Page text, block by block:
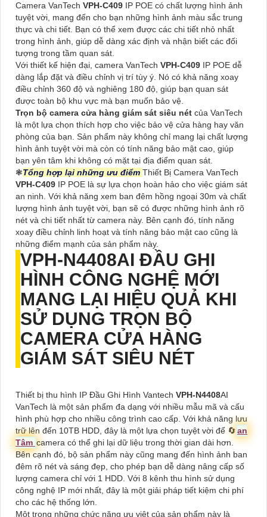
Camera VanTech VPH-C409 IP POE có chất lượng hình ảnh
tuyệt vời, mang đến cho bạn những hình ảnh màu sắc trung
thực và chi tiết. Bạn có thể xem được các chi tiết nhỏ nhất
trong hình ảnh, giúp dễ dàng xác định và nhận biết các đối
tượng trong tầm quan sát.
Với thiết kế hiện đại, camera VanTech VPH-C409 IP POE dễ
dàng lắp đặt và điều chỉnh vị trí tùy ý. Nó có khả năng xoay
điều chỉnh 360 độ và nghiêng 180 độ, giúp bạn quan sát
được toàn bộ khu vực mà bạn muốn bảo vệ.
Trọn bộ camera cửa hàng giám sát siêu nét của VanTech
là một lựa chọn thích hợp cho việc bảo vệ cửa hàng hay văn
phòng của bạn. Sản phẩm này không chỉ mang lại chất lượng
hình ảnh tuyệt vời mà còn có tính năng bảo mật cao, giúp
bạn yên tâm khi không có mặt tại địa điểm quan sát.
❃Tổng hợp lại những ưu điểm Thiết Bị Camera VanTech
VPH-C409 IP POE là sự lựa chọn hoàn hảo cho việc giám sát
an ninh. Với khả năng xem ban đêm hồng ngoại 30m và chất
lượng hình ảnh tuyệt vời, bạn sẽ có được những hình ảnh rõ
nét và chi tiết nhất từ camera này. Bên cạnh đó, tính năng
xoay điều chỉnh linh hoạt và tính năng bảo mật cao cũng là
những điểm mạnh của sản phẩm này.
VPH-N4408AI ĐẦU GHI
HÌNH CÔNG NGHỆ MỚI
MANG LẠI HIỆU QUẢ KHI
SỬ DỤNG TRỌN BỘ
CAMERA CỬA HÀNG
GIÁM SÁT SIÊU NÉT
Thiết bị thu hình IP Đầu Ghi Hình Vantech VPH-N4408AI
VanTech là một sản phẩm đa dạng với nhiều mẫu mã và cấu
hình phù hợp cho nhiều công trình cao cấp. Với khả năng lưu
trữ lên đến 10TB HDD, đây là một lựa chọn tuyệt vời để 🔄an
Tâm camera có thể ghi lại dữ liệu trong thời gian dài hơn.
Bên cạnh đó, bộ sản phẩm này cũng mang đến hình ảnh ban
đêm rõ nét và sáng đẹp, cho phép bạn dễ dàng nâng cấp số
lượng camera chỉ với 1 HDD. Với 8 kênh thu hình sử dụng
công nghệ IP mới nhất, đây là một giải pháp tiết kiệm chi phí
cho các hệ thống lớn.
Một trong những chức năng ưu việt của sản phẩm này là